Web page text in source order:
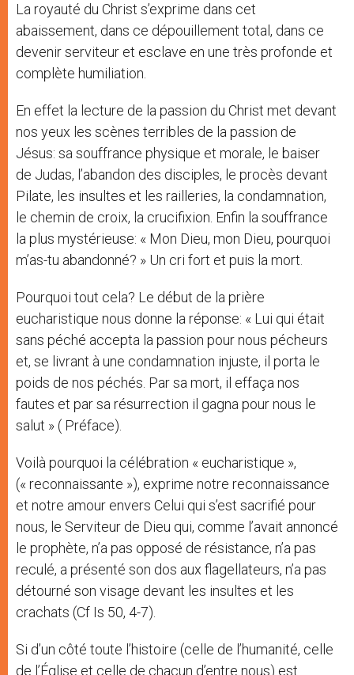
La royauté du Christ s’exprime dans cet
abaissement, dans ce dépouillement total, dans ce
devenir serviteur et esclave en une très profonde et
complète humiliation.
En effet la lecture de la passion du Christ met devant
nos yeux les scènes terribles de la passion de
Jésus: sa souffrance physique et morale, le baiser
de Judas, l’abandon des disciples, le procès devant
Pilate, les insultes et les railleries, la condamnation,
le chemin de croix, la crucifixion. Enfin la souffrance
la plus mystérieuse: « Mon Dieu, mon Dieu, pourquoi
m’as-tu abandonné? » Un cri fort et puis la mort.
Pourquoi tout cela? Le début de la prière
eucharistique nous donne la réponse: « Lui qui était
sans péché accepta la passion pour nous pécheurs
et, se livrant à une condamnation injuste, il porta le
poids de nos péchés. Par sa mort, il effaça nos
fautes et par sa résurrection il gagna pour nous le
salut » ( Préface).
Voilà pourquoi la célébration « eucharistique »,
(« reconnaissante »), exprime notre reconnaissance
et notre amour envers Celui qui s’est sacrifié pour
nous, le Serviteur de Dieu qui, comme l’avait annoncé
le prophète, n’a pas opposé de résistance, n’a pas
reculé, a présenté son dos aux flagellateurs, n’a pas
détourné son visage devant les insultes et les
crachats (Cf Is 50, 4-7).
Si d’un côté toute l’histoire (celle de l’humanité, celle
de l’Église et celle de chacun d’entre nous) est